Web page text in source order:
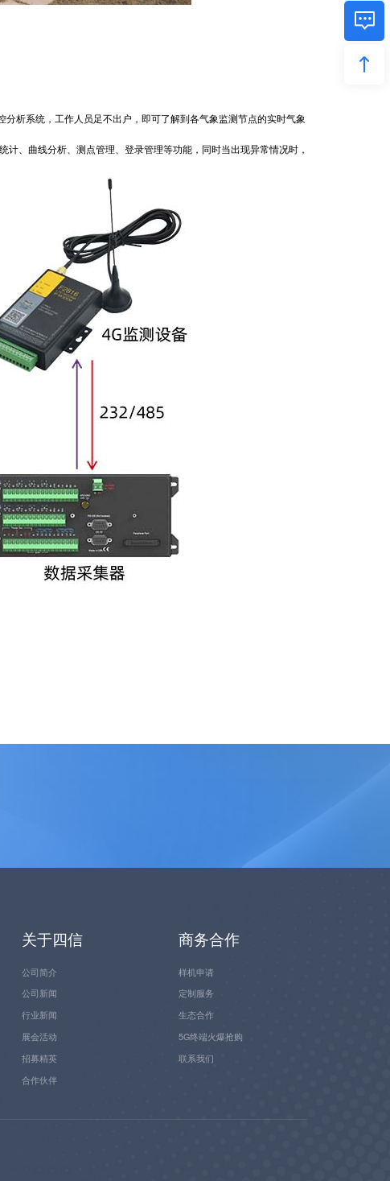
析系统，工作人员足不出户，即可了解到各气象监测节点的实时气象
、曲线分析、测点管理、登录管理等功能，同时当出现异常情况时，
关于四信
公司简介
公司新闻
行业新闻
展会活动
招募精英
合作伙伴
商务合作
样机申请
定制服务
生态合作
5G终端火爆抢购
联系我们